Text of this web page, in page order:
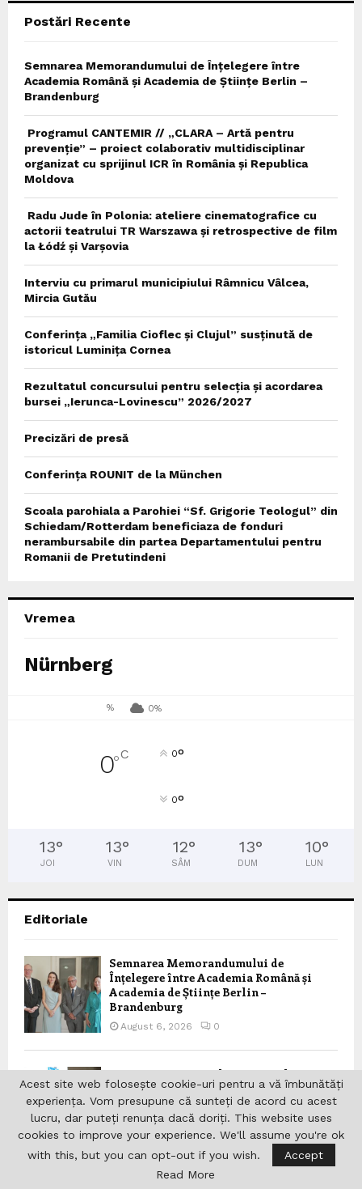
Postări Recente
Semnarea Memorandumului de Înțelegere între
Academia Română și Academia de Științe Berlin –
Brandenburg
Programul CANTEMIR // „CLARA – Artă pentru
prevenție” – proiect colaborativ multidisciplinar
organizat cu sprijinul ICR în România și Republica
Moldova
Radu Jude în Polonia: ateliere cinematografice cu
actorii teatrului TR Warszawa și retrospective de film
la Łódź și Varșovia
Interviu cu primarul municipiului Râmnicu Vâlcea,
Mircia Gutău
Conferința „Familia Cioflec și Clujul” susținută de
istoricul Luminița Cornea
Rezultatul concursului pentru selecția și acordarea
bursei „Ierunca-Lovinescu” 2026/2027
Precizări de presă
Conferința ROUNIT de la München
Scoala parohiala a Parohiei “Sf. Grigorie Teologul” din
Schiedam/Rotterdam beneficiaza de fonduri
nerambursabile din partea Departamentului pentru
Romanii de Pretutindeni
Vremea
Nürnberg
% 0%
0°C 0°
0°
13°
JOI
13°
VIN
12°
SÂM
13°
DUM
10°
LUN
Editoriale
Semnarea Memorandumului de
Înțelegere între Academia Română și
Academia de Științe Berlin –
Brandenburg
August 6, 2026 0
Interviu cu primarul municipiului
Râmnicu Vâlcea, Mircia Gutău
August 6, 2026 0
Conferința ROUNIT de la München
Acest site web folosește cookie-uri pentru a vă îmbunătăți
experiența. Vom presupune că sunteți de acord cu acest
lucru, dar puteți renunța dacă doriți. This website uses
cookies to improve your experience. We'll assume you're ok
with this, but you can opt-out if you wish.
Accept
Read More